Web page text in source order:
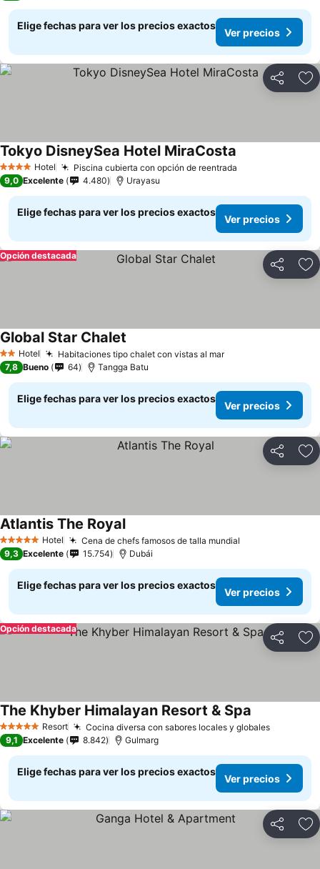
Elige fechas para ver los precios exactos
Ver precios
Compartir
4 EstrellasHotel Piscina cubierta con opción de reentrada
Tokyo DisneySea Hotel MiraCosta
9,0 Excelente 4.480 Urayasu
Elige fechas para ver los precios exactos
Ver precios
Compartir
Opción destacada
2 Estrellas
Hotel Habitaciones tipo chalet con vistas al mar
Global Star Chalet
7,8 Bueno 64 Tangga Batu
Elige fechas para ver los precios exactos
Ver precios
Compartir
5 Estrellas Hotel Cena de chefs famosos de talla mundial
Atlantis The Royal
9,3 Excelente 15.754 Dubái
Elige fechas para ver los precios exactos
Ver precios
Compartir
Opción destacada
5 Estrellas Resort Cocina diversa con sabores locales y globales
The Khyber Himalayan Resort & Spa
9,1 Excelente 8.842 Gulmarg
Elige fechas para ver los precios exactos
Ver precios
Compartir